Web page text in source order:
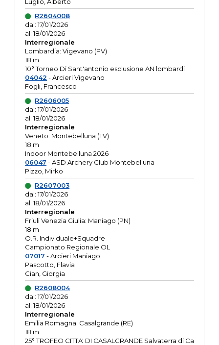
R2604008
dal: 17/01/2026
al: 18/01/2026
Interregionale
Lombardia: Vigevano (PV)
18 m
10° Torneo Di Sant'antonio esclusione AN lombardi
04042 - Arcieri Vigevano
Fogli, Francesco
R2606005
dal: 17/01/2026
al: 18/01/2026
Interregionale
Veneto: Montebelluna (TV)
18 m
Indoor Montebelluna 2026
06047 - ASD Archery Club Montebelluna
Pizzo, Mirko
R2607003
dal: 17/01/2026
al: 18/01/2026
Interregionale
Friuli Venezia Giulia: Maniago (PN)
18 m
O.R. Individuale+Squadre
Campionato Regionale OL
07017 - Arcieri Maniago
Pascotto, Flavia
Cian, Giorgia
R2608004
dal: 17/01/2026
al: 18/01/2026
Interregionale
Emilia Romagna: Casalgrande (RE)
18 m
25° TROFEO CITTA' DI CASALGRANDE Salvaterra di Ca